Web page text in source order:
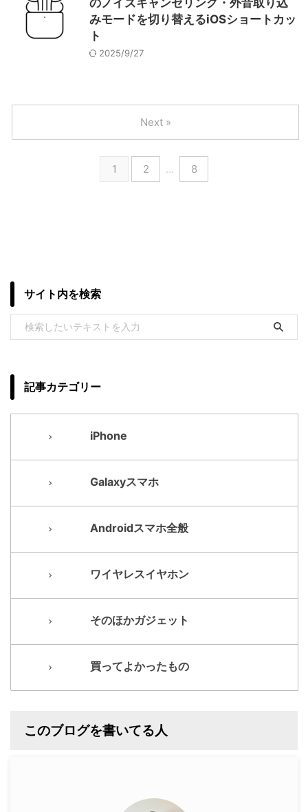
のノイズキャンセリング・外音取り込
みモードを切り替えるiOSショートカッ
ト
2025/9/27
1 2 … 8
Next »
サイト内を検索
記事カテゴリー
iPhone
Galaxyスマホ
Androidスマホ全般
ワイヤレスイヤホン
そのほかガジェット
買ってよかったもの
このブログを書いてる人